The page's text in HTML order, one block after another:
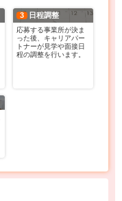
3 日程調整
応募する事業所が決ま
った後、キャリアパー
トナーが見学や面接日
程の調整を行います。